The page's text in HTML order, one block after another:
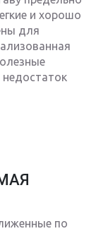
и хорошо
для
по